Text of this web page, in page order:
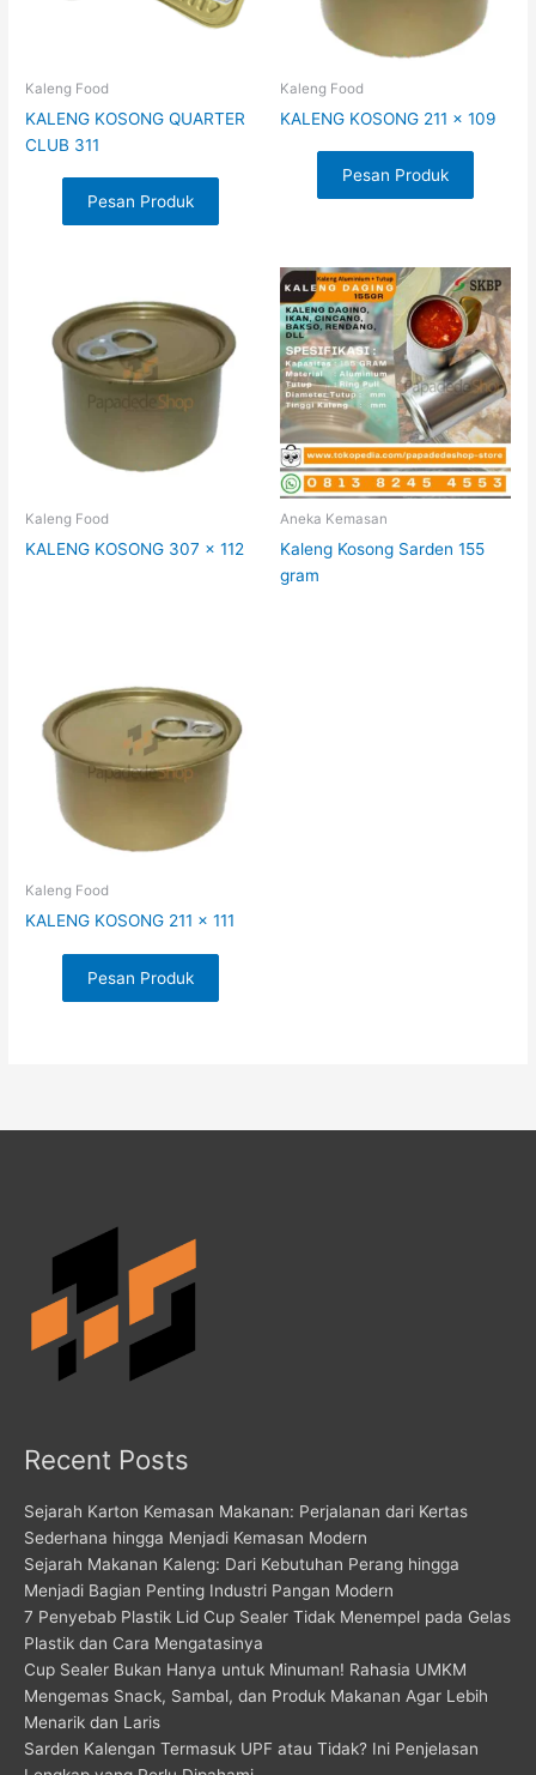
Kaleng Food
KALENG KOSONG QUARTER
CLUB 311
Pesan Produk
Kaleng Food
KALENG KOSONG 211 x 109
Pesan Produk
Kaleng Food
KALENG KOSONG 307 x 112
Aneka Kemasan
Kaleng Kosong Sarden 155
gram
Kaleng Food
KALENG KOSONG 211 x 111
Pesan Produk
Recent Posts
Sejarah Karton Kemasan Makanan: Perjalanan dari Kertas
Sederhana hingga Menjadi Kemasan Modern
Sejarah Makanan Kaleng: Dari Kebutuhan Perang hingga
Menjadi Bagian Penting Industri Pangan Modern
7 Penyebab Plastik Lid Cup Sealer Tidak Menempel pada Gelas
Plastik dan Cara Mengatasinya
Cup Sealer Bukan Hanya untuk Minuman! Rahasia UMKM
Mengemas Snack, Sambal, dan Produk Makanan Agar Lebih
Menarik dan Laris
Sarden Kalengan Termasuk UPF atau Tidak? Ini Penjelasan